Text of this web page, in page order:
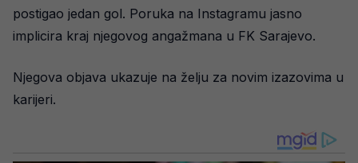
postigao jedan gol. Poruka na Instagramu jasno
implicira kraj njegovog angažmana u FK Sarajevo.
Njegova objava ukazuje na želju za novim izazovima u
karijeri.